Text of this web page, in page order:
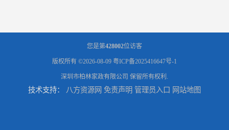
您是第428002位访客
版权所有 ©2026-08-09 粤ICP备2025416647号-1
深圳市柏林家政有限公司 保留所有权利.
技术支持： 八方资源网 免责声明 管理员入口 网站地图